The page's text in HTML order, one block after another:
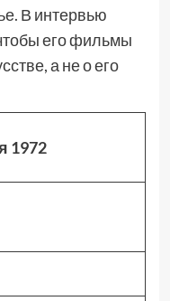
В интервью
его фильмы
а не о его
1972